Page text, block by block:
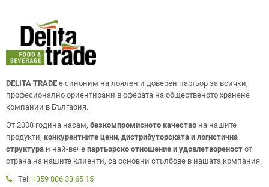
DELITA TRADE е синоним на лоялен и доверен партьор за всички,
професионално ориентирани в сферата на общественото хранене
компании в България.
От 2008 година насам, безкомпромисното качество на нашите
продукти, конкурентните цени, дистрибуторската и логистична
структура и най-вече партьорско отношение и удовлетвореност от
страна на нашите клиенти, са основни стълбове в нашата компания.
Tel: +359 886 33 65 15